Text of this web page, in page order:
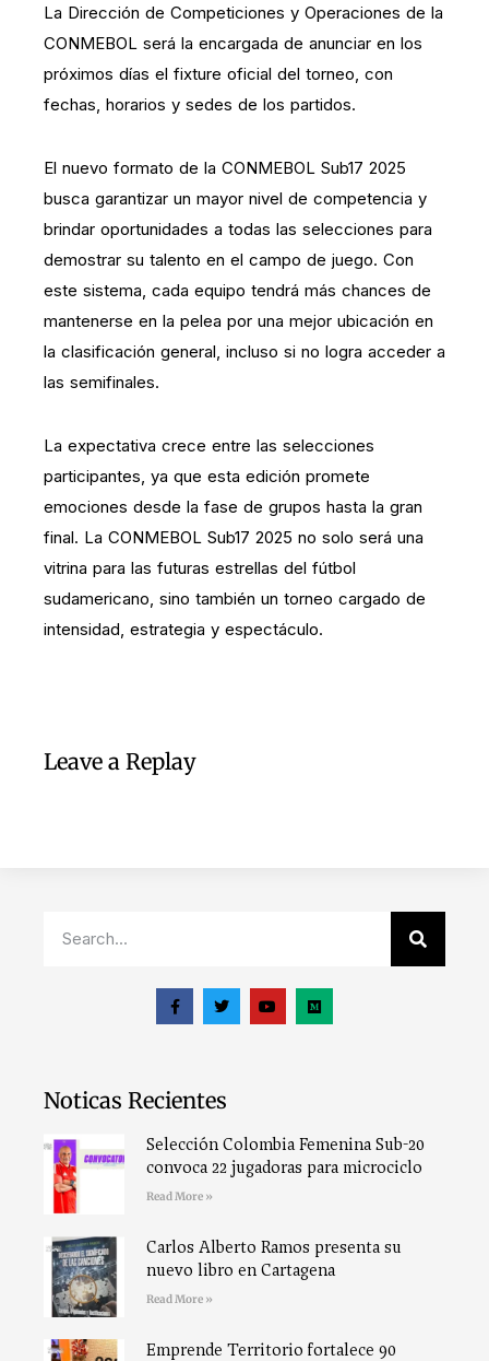
La Dirección de Competiciones y Operaciones de la
CONMEBOL será la encargada de anunciar en los
próximos días el fixture oficial del torneo, con
fechas, horarios y sedes de los partidos.
El nuevo formato de la CONMEBOL Sub17 2025
busca garantizar un mayor nivel de competencia y
brindar oportunidades a todas las selecciones para
demostrar su talento en el campo de juego. Con
este sistema, cada equipo tendrá más chances de
mantenerse en la pelea por una mejor ubicación en
la clasificación general, incluso si no logra acceder a
las semifinales.
La expectativa crece entre las selecciones
participantes, ya que esta edición promete
emociones desde la fase de grupos hasta la gran
final. La CONMEBOL Sub17 2025 no solo será una
vitrina para las futuras estrellas del fútbol
sudamericano, sino también un torneo cargado de
intensidad, estrategia y espectáculo.
Leave a Replay
Noticas Recientes
Selección Colombia Femenina Sub-20
convoca 22 jugadoras para microciclo
Read More »
Carlos Alberto Ramos presenta su
nuevo libro en Cartagena
Read More »
Emprende Territorio fortalece 90